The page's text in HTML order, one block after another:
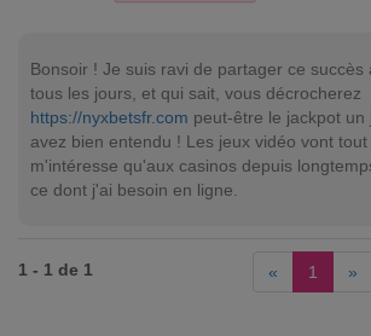
Bonsoir ! Je suis ravi de partager ce succès
tous les jours, et qui sait, vous décrocherez
https://nyxbetsfr.com peut-être le jackpot un
avez bien entendu ! Les jeux vidéo vont
m'intéresse qu'aux casinos depuis
ce dont j'ai besoin en ligne.
1 - 1 de 1 « 1 »